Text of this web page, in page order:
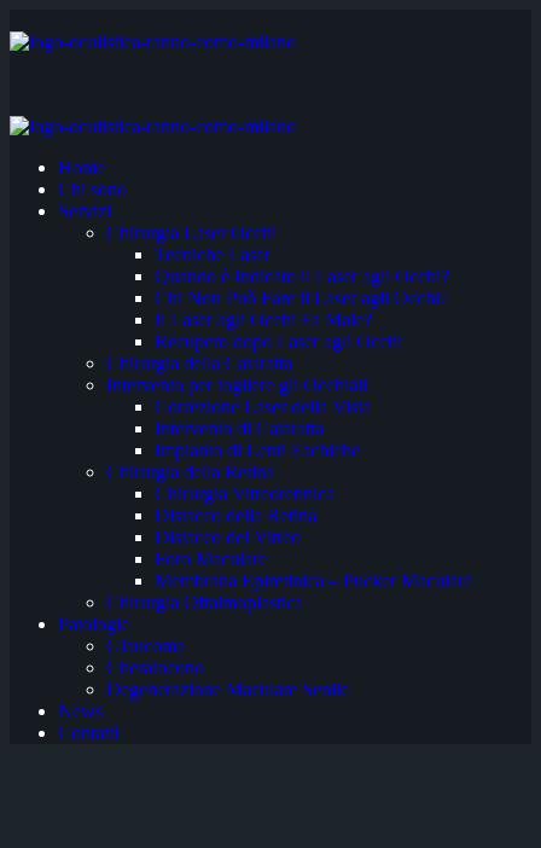
Home
Chi sono
Servizi
Chirurgia Laser Occhi
Tecniche Laser
Quando è Indicato il Laser agli Occhi?
Chi Non Può Fare il Laser agli Occhi?
Il Laser agli Occhi Fa Male?
Recupero dopo Laser agli Occhi
Chirurgia della Cataratta
Intervento per togliere gli Occhiali
Correzione Laser della Vista
Intervento di Cataratta
Impianto di Lenti Fachiche
Chirurgia della Retina
Chirurgia Vitreoretinica
Distacco della Retina
Distacco del Vitreo
Foro Maculare
Membrana Epiretinica – Pucker Maculare
Chirurgia Oftalmoplastica
Patologie
Glaucoma
Cheratocono
Degenerazione Maculare Senile
News
Contatti